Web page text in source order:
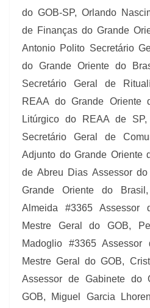
do GOB-SP, Orlando
de Finanças do Grande
Antonio Polito Secretário
do Grande Oriente do
Secretário Geral de
REAA do Grande Oriente
Litúrgico do REAA de SP,
Secretário Geral de
Adjunto do Grande Oriente
de Abreu Dias Assessor
Grande Oriente do
Almeida #3365 Assessor
Mestre Geral do GOB,
Madoglio #3365
Mestre Geral do GOB,
Assessor de Gabinete do
GOB, Miguel Garcia